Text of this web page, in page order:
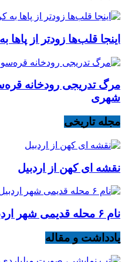
اینجا قلب‌ها زودتر از پاها
مرگ تدریجی رودخانه
شهری
مجله تاریخی
نقشه ای کهن از اردبیل
نام ۶ محله قدیمی شهر اردبیل
یادداشت و مقاله